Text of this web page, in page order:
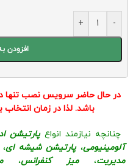
-
+
افزودن
در حال حاضر سرویس نصب تنها
باشد. لذا در زمان
چنانچه نیازمند انواعپارتیشن
آلومینیومی،پارتیشن شیشه ای،
مدیریت،میز کنفرانس،